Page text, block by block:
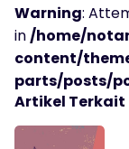
Warning:
in /home/
content/
parts/posts/
Artikel Terkait